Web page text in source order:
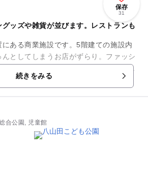
保存
31
ッズや雑貨が並びます。レストランも
ある商業施設です。5階建ての施設内
としてしまうお店がずらり。ファッシ
スメなどがそろいます。子供服やベビ
るお店...
続きをみる
合公園, 児童館